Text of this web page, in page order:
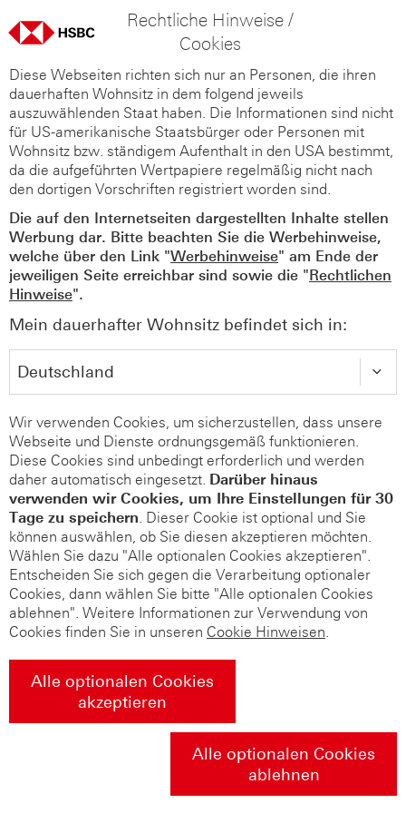
Rechtliche Hinweise /
Cookies
Diese Webseiten richten sich nur an Personen, die ihren
dauerhaften Wohnsitz in dem folgend jeweils
auszuwählenden Staat haben. Die Informationen sind nicht
für US-amerikanische Staatsbürger oder Personen mit
Wohnsitz bzw. ständigem Aufenthalt in den USA bestimmt,
da die aufgeführten Wertpapiere regelmäßig nicht nach
den dortigen Vorschriften registriert worden sind.
Die auf den Internetseiten dargestellten Inhalte stellen
Werbung dar. Bitte beachten Sie die Werbehinweise,
welche über den Link "Werbehinweise" am Ende der
jeweiligen Seite erreichbar sind sowie die "Rechtlichen
Hinweise".
Mein dauerhafter Wohnsitz befindet sich in:
Wir verwenden Cookies, um sicherzustellen, dass unsere
Webseite und Dienste ordnungsgemäß funktionieren.
Diese Cookies sind unbedingt erforderlich und werden
daher automatisch eingesetzt. Darüber hinaus
verwenden wir Cookies, um Ihre Einstellungen für 30
Tage zu speichern. Dieser Cookie ist optional und Sie
können auswählen, ob Sie diesen akzeptieren möchten.
Wählen Sie dazu "Alle optionalen Cookies akzeptieren".
Entscheiden Sie sich gegen die Verarbeitung optionaler
Cookies, dann wählen Sie bitte "Alle optionalen Cookies
ablehnen". Weitere Informationen zur Verwendung von
Cookies finden Sie in unseren Cookie Hinweisen.
Alle optionalen Cookies
akzeptieren
Alle optionalen Cookies
ablehnen